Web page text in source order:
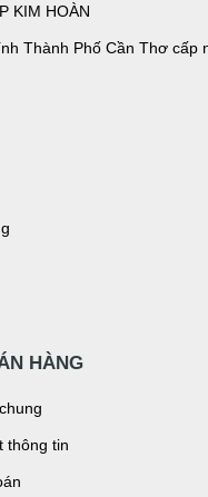
KIM HOÀN
Thành Phố Cần Thơ cấp
HÀNG
thông tin